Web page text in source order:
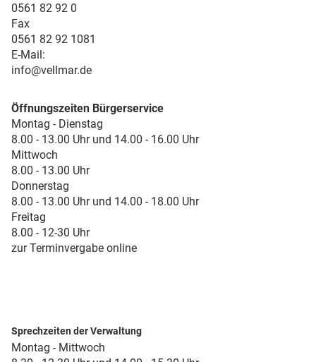
0561 82 92 0
Fax
0561 82 92 1081
E-Mail:
info@vellmar.de
Öffnungszeiten Bürgerservice
Montag - Dienstag
8.00 - 13.00 Uhr und 14.00 - 16.00 Uhr
Mittwoch
8.00 - 13.00 Uhr
Donnerstag
8.00 - 13.00 Uhr und 14.00 - 18.00 Uhr
Freitag
8.00 - 12-30 Uhr
zur Terminvergabe online
Sprechzeiten der Verwaltung
Montag - Mittwoch